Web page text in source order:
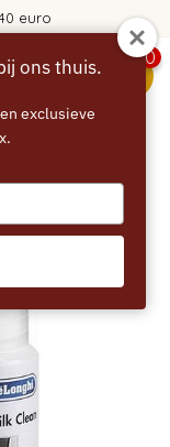
euro
0
ons thuis.
exclusieve